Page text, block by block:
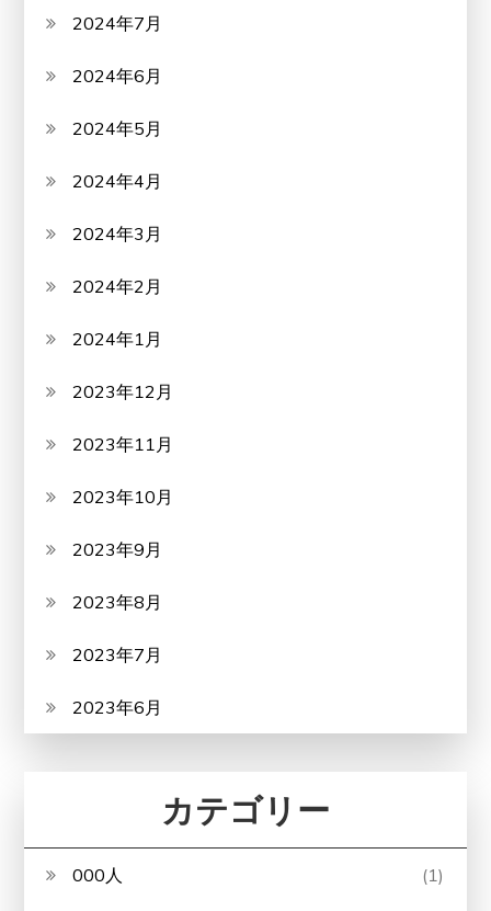
2024年7月
2024年6月
2024年5月
2024年4月
2024年3月
2024年2月
2024年1月
2023年12月
2023年11月
2023年10月
2023年9月
2023年8月
2023年7月
2023年6月
カテゴリー
000人 (1)